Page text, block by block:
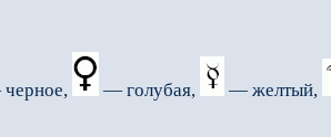
— голубая, — желтый,